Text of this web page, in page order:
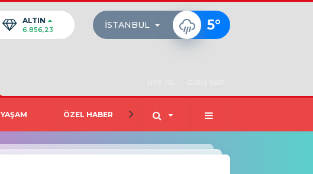
ALTIN
6.856,23 İSTANBUL 5°
YAŞAM ÖZEL HABER EĞİTİM TEKNOLOJİ